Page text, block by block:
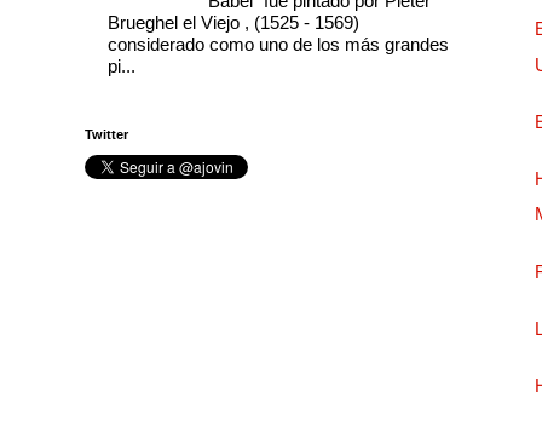
Brueghel el Viejo , (1525 - 1569)
considerado como uno de los más grandes
pi...
Twitter